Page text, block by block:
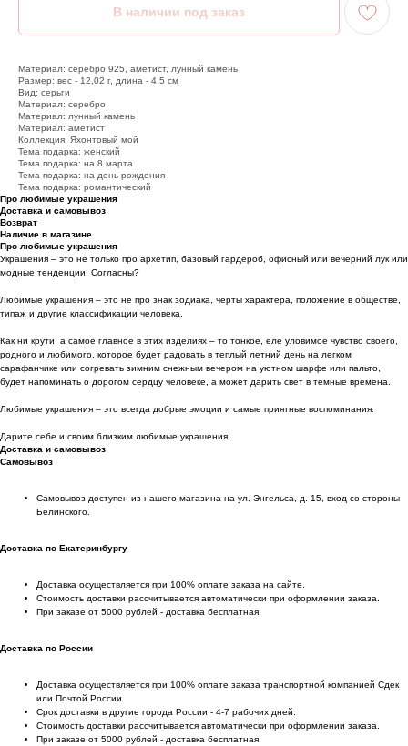
Материал: серебро 925, аметист, лунный камень
Размер: вес - 12,02 г, длина - 4,5 см
Вид: серьги
Материал: серебро
Материал: лунный камень
Материал: аметист
Коллекция: Яхонтовый мой
Тема подарка: женский
Тема подарка: на 8 марта
Тема подарка: на день рождения
Тема подарка: романтический
Про любимые украшения
Доставка и самовывоз
Возврат
Наличие в магазине
Про любимые украшения
Украшения – это не только про архетип, базовый гардероб, офисный или вечерний лук или
модные тенденции. Согласны?
Любимые украшения – это не про знак зодиака, черты характера, положение в обществе,
типаж и другие классификации человека.
Как ни крути, а самое главное в этих изделиях – то тонкое, еле уловимое чувство своего,
родного и любимого, которое будет радовать в теплый летний день на легком
сарафанчике или согревать зимним снежным вечером на уютном шарфе или пальто,
будет напоминать о дорогом сердцу человеке, а может дарить свет в темные времена.
Любимые украшения – это всегда добрые эмоции и самые приятные воспоминания.
Дарите себе и своим близким любимые украшения.
Доставка и самовывоз
Самовывоз
Самовывоз доступен из нашего магазина на ул. Энгельса, д. 15, вход со стороны
Белинского.
Доставка по Екатеринбургу
Доставка осуществляется при 100% оплате заказа на сайте.
Стоимость доставки рассчитывается автоматически при оформлении заказа.
При заказе от 5000 рублей - доставка бесплатная.
Доставка по России
Доставка осуществляется при 100% оплате заказа транспортной компанией Сдек
или Почтой России.
Срок доставки в другие города России - 4-7 рабочих дней.
Стоимость доставки рассчитывается автоматически при оформлении заказа.
При заказе от 5000 рублей - доставка бесплатная.